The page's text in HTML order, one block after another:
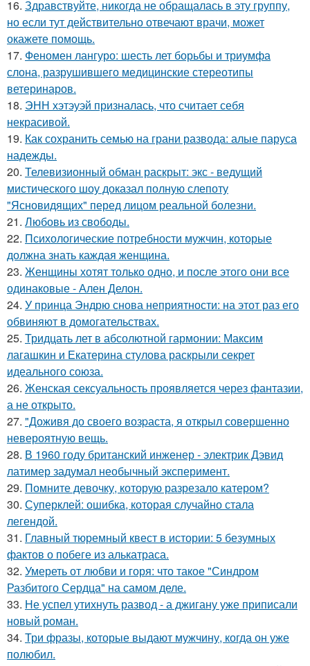
16. Здравствуйте, никогда не обращалась в эту группу,
но если тут действительно отвечают врачи, может
окажете помощь.
17. Феномен лангуро: шесть лет борьбы и триумфа
слона, разрушившего медицинские стереотипы
ветеринаров.
18. ЭНН хэтэуэй призналась, что считает себя
некрасивой.
19. Как сохранить семью на грани развода: алые паруса
надежды.
20. Телевизионный обман раскрыт: экс - ведущий
мистического шоу доказал полную слепоту
"Ясновидящих" перед лицом реальной болезни.
21. Любовь из свободы.
22. Психологические потребности мужчин, которые
должна знать каждая женщина.
23. Женщины хотят только одно, и после этого они все
одинаковые - Ален Делон.
24. У принца Эндрю снова неприятности: на этот раз его
обвиняют в домогательствах.
25. Тридцать лет в абсолютной гармонии: Максим
лагашкин и Екатерина стулова раскрыли секрет
идеального союза.
26. Женская сексуальность проявляется через фантазии,
а не открыто.
27. "Доживя до своего возpаста, я открыл совершенно
невероятную вещь.
28. В 1960 году британский инженер - электрик Дэвид
латимер задумал необычный эксперимент.
29. Помните девочку, которую разрезало катером?
30. Суперклей: ошибка, которая случайно стала
легендой.
31. Главный тюремный квест в истории: 5 безумных
фактов о побеге из алькатраса.
32. Умереть от любви и горя: что такое "Синдром
Разбитого Сердца" на самом деле.
33. Не успел утихнуть развод - а джигану уже приписали
новый роман.
34. Три фразы, которые выдают мужчину, когда он уже
полюбил.